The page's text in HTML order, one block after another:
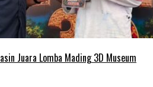
Juara Lomba Mading 3D Museum